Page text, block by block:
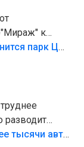
к
Глава Тольятти рассказал, как изменится парк Центрального района
разводит
полно
В тольяттинский лес не пустили более тысячи автомобилей